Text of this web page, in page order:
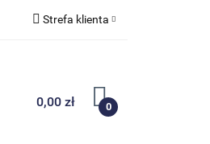
Strefa klienta
Zarejestruj się
Dodaj zgłoszenie
0,00 zł 0